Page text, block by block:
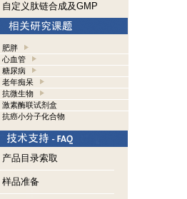
自定义肽链合成及GMP
肥胖
心血管
糖尿病
老年痴呆
抗微生物
激素酶联试剂盒
抗癌小分子化合物
产品目录索取
样品准备